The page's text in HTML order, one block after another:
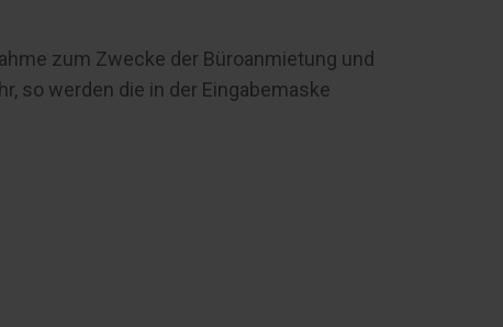
zum Zwecke der Büroanmietung und
so werden die in der Eingabemaske